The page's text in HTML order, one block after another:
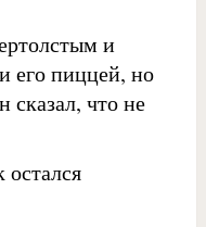
и
его пиццей, но
что не